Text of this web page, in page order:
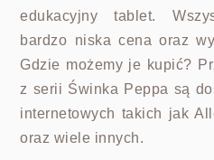
edukacyjny tablet.
bardzo niska cena oraz
Gdzie możemy je kupić?
z serii Świnka Peppa są
internetowych takich jak
oraz wiele innych.